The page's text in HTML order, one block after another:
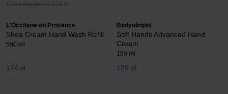
Cena regularna 124 zł
L'Occitane en Provence
Shea Cream Hand Wash Refill
500 ml
124 zł
Bodyologist
Soft Hands Advanced Hand
Cream
150 ml
126 zł